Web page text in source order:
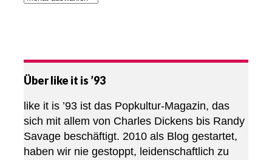
Über like it is ’93
like it is ’93 ist das Popkultur-Magazin, das
sich mit allem von Charles Dickens bis Randy
Savage beschäftigt. 2010 als Blog gestartet,
haben wir nie gestoppt, leidenschaftlich zu